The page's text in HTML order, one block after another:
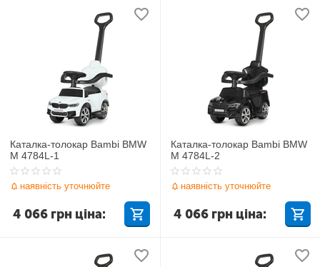
Каталка-толокар Bambi BMW
M 4784L-1
наявність уточнюйте
4 066 грн ціна:
Каталка-толокар Bambi BMW
M 4784L-2
наявність уточнюйте
4 066 грн ціна: